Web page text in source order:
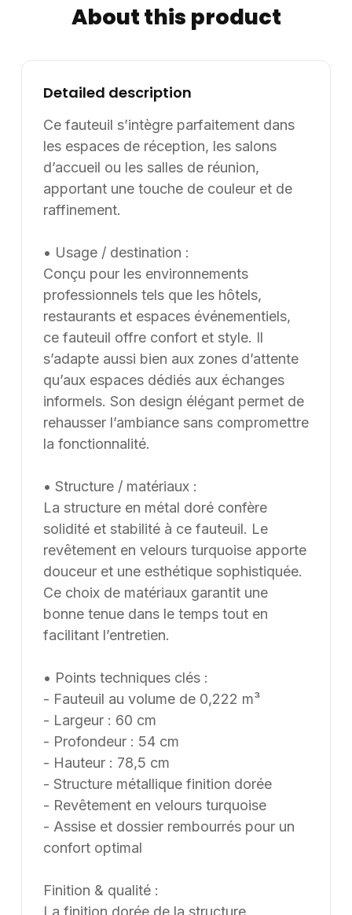
correspondre aux chartes graphiques des
Dimensions / données disponibles : VOLUME: 0,222.
restauration, de l’hôtellerie, de l’événementiel et des
environnements de travail dans leurs projets
d’aménagement, en France et à l’international. Les
modèles présentés au catalogue sont adaptables sur
mesure, notamment en termes de dimensions, de
finitions et de coloris, selon les besoins du client. Nous
pouvons également développer des solutions sur
pouvant être conçu et ajusté selon les contraintes et
les usages spécifiques.
About this product
Detailed description
Ce fauteuil s’intègre parfaitement dans
les espaces de réception, les salons
d’accueil ou les salles de réunion,
apportant une touche de couleur et de
raffinement.
• Usage / destination :
Conçu pour les environnements
professionnels tels que les hôtels,
restaurants et espaces événementiels,
ce fauteuil offre confort et style. Il
s’adapte aussi bien aux zones d’attente
qu’aux espaces dédiés aux échanges
informels. Son design élégant permet de
rehausser l’ambiance sans compromettre
la fonctionnalité.
• Structure / matériaux :
La structure en métal doré confère
solidité et stabilité à ce fauteuil. Le
revêtement en velours turquoise apporte
douceur et une esthétique sophistiquée.
Ce choix de matériaux garantit une
bonne tenue dans le temps tout en
facilitant l’entretien.
• Points techniques clés :
- Fauteuil au volume de 0,222 m³
- Largeur : 60 cm
- Profondeur : 54 cm
- Hauteur : 78,5 cm
- Structure métallique finition dorée
- Revêtement en velours turquoise
- Assise et dossier rembourrés pour un
confort optimal
Finition & qualité :
La finition dorée de la structure